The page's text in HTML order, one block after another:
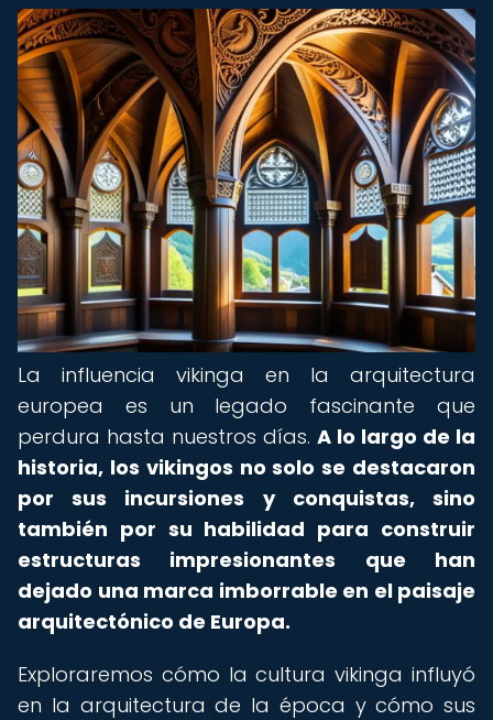
La influencia vikinga en la arquitectura
europea es un legado fascinante que
perdura hasta nuestros días. A lo largo de la
historia, los vikingos no solo se destacaron
por sus incursiones y conquistas, sino
también por su habilidad para construir
estructuras impresionantes que han
dejado una marca imborrable en el paisaje
arquitectónico de Europa.
Exploraremos cómo la cultura vikinga influyó
en la arquitectura de la época y cómo sus